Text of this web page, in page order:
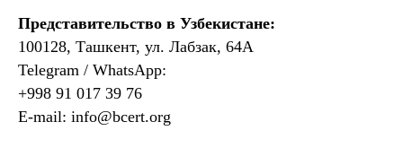
Представительство в Узбекистане:
100128, Ташкент, ул. Лабзак, 64А
Telegram / WhatsApp:
+998 91 017 39 76
E-mail: info@bcert.org